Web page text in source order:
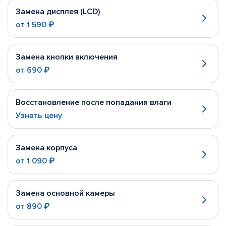
Замена дисплея (LCD)
от 1 590 ₽
Замена кнопки включения
от 690 ₽
Восстановление после попадания влаги
Узнать цену
Замена корпуса
от 1 090 ₽
Замена основной камеры
от 890 ₽